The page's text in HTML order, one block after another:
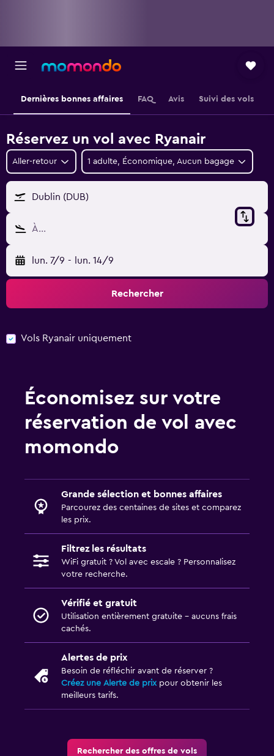
Dernières bonnes affaires FAQ Avis Suivi des vols
Réservez un vol avec Ryanair
Aller-retour 1 adulte, Économique, Aucun bagage
Dublin (DUB)
À…
lun. 7/9 - lun. 14/9
Rechercher
Vols Ryanair uniquement
Économisez sur votre
réservation de vol avec
momondo
Grande sélection et bonnes affaires
Parcourez des centaines de sites et comparez
les prix.
Filtrez les résultats
WiFi gratuit ? Vol avec escale ? Personnalisez
votre recherche.
Vérifié et gratuit
Utilisation entièrement gratuite - aucuns frais
cachés.
Alertes de prix
Besoin de réfléchir avant de réserver ?
Créez une Alerte de prix pour obtenir les
meilleurs tarifs.
Rechercher des offres de vols